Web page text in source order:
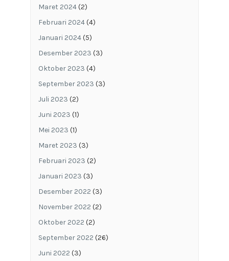
Maret 2024(2)
Februari 2024(4)
Januari 2024(5)
Desember 2023 (3)
Oktober 2023 (4)
September 2023 (3)
Juli 2023 (2)
Juni 2023 (1)
Mei 2023 (1)
Maret 2023 (3)
Februari 2023 (2)
Januari 2023 (3)
Desember 2022 (3)
November 2022 (2)
Oktober 2022 (2)
September 2022 (26)
Juni 2022 (3)